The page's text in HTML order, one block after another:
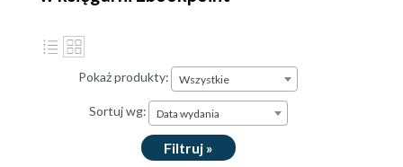
Pokaż produkty: Wszystkie
Sortuj wg: Data wydania
Filtruj »